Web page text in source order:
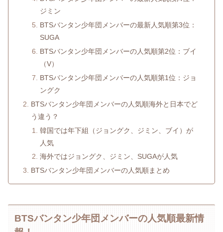
ジミン
BTSバンタン少年団メンバーの最新人気順第3位：
SUGA
BTSバンタン少年団メンバーの人気順第2位：ブイ
（V）
BTSバンタン少年団メンバーの人気順第1位：ジョ
ングク
BTSバンタン少年団メンバーの人気順海外と日本でど
う違う？
韓国では年下組（ジョングク、ジミン、ブイ）が
人気
海外ではジョングク、ジミン、SUGAが人気
BTSバンタン少年団メンバーの人気順まとめ
BTSバンタン少年団メンバーの人気順最新情